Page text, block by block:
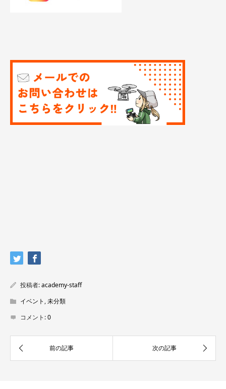
投稿者:academy-staff
イベント ,未分類
コメント:0